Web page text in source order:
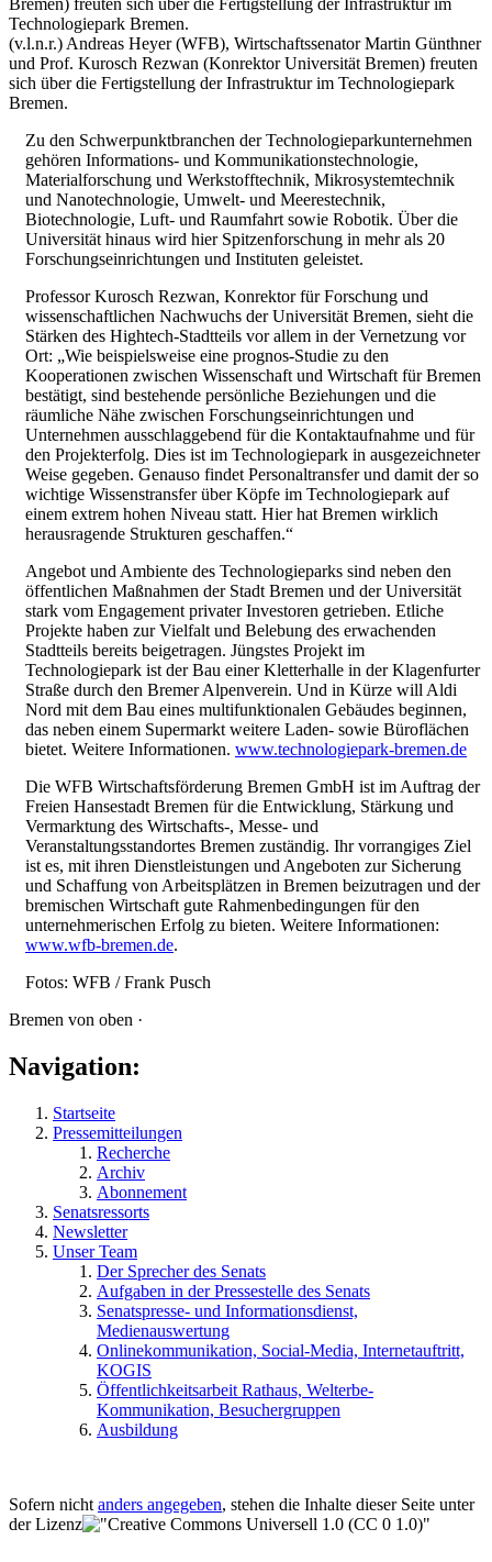
(v.l.n.r.) Andreas Heyer (WFB), Wirtschaftssenator Martin Günthner
und Prof. Kurosch Rezwan (Konrektor Universität Bremen) freuten
sich über die Fertigstellung der Infrastruktur im Technologiepark
Bremen.
Zu den Schwerpunktbranchen der Technologieparkunternehmen
gehören Informations- und Kommunikationstechnologie,
Materialforschung und Werkstofftechnik, Mikrosystemtechnik
und Nanotechnologie, Umwelt- und Meerestechnik,
Biotechnologie, Luft- und Raumfahrt sowie Robotik. Über die
Universität hinaus wird hier Spitzenforschung in mehr als 20
Forschungseinrichtungen und Instituten geleistet.
Professor Kurosch Rezwan, Konrektor für Forschung und
wissenschaftlichen Nachwuchs der Universität Bremen, sieht die
Stärken des Hightech-Stadtteils vor allem in der Vernetzung vor
Ort: „Wie beispielsweise eine prognos-Studie zu den
Kooperationen zwischen Wissenschaft und Wirtschaft für Bremen
bestätigt, sind bestehende persönliche Beziehungen und die
räumliche Nähe zwischen Forschungseinrichtungen und
Unternehmen ausschlaggebend für die Kontaktaufnahme und für
den Projekterfolg. Dies ist im Technologiepark in ausgezeichneter
Weise gegeben. Genauso findet Personaltransfer und damit der so
wichtige Wissenstransfer über Köpfe im Technologiepark auf
einem extrem hohen Niveau statt. Hier hat Bremen wirklich
herausragende Strukturen geschaffen.“
Angebot und Ambiente des Technologieparks sind neben den
öffentlichen Maßnahmen der Stadt Bremen und der Universität
stark vom Engagement privater Investoren getrieben. Etliche
Projekte haben zur Vielfalt und Belebung des erwachenden
Stadtteils bereits beigetragen. Jüngstes Projekt im
Technologiepark ist der Bau einer Kletterhalle in der Klagenfurter
Straße durch den Bremer Alpenverein. Und in Kürze will Aldi
Nord mit dem Bau eines multifunktionalen Gebäudes beginnen,
das neben einem Supermarkt weitere Laden- sowie Büroflächen
bietet. Weitere Informationen. www.technologiepark-bremen.de
Die WFB Wirtschaftsförderung Bremen GmbH ist im Auftrag der
Freien Hansestadt Bremen für die Entwicklung, Stärkung und
Vermarktung des Wirtschafts-, Messe- und
Veranstaltungsstandortes Bremen zuständig. Ihr vorrangiges Ziel
ist es, mit ihren Dienstleistungen und Angeboten zur Sicherung
und Schaffung von Arbeitsplätzen in Bremen beizutragen und der
bremischen Wirtschaft gute Rahmenbedingungen für den
unternehmerischen Erfolg zu bieten. Weitere Informationen:
www.wfb-bremen.de.
Fotos: WFB / Frank Pusch
Bremen von oben ·
Navigation:
Startseite
Pressemitteilungen
Recherche
Archiv
Abonnement
Senatsressorts
Newsletter
Unser Team
Der Sprecher des Senats
Aufgaben in der Pressestelle des Senats
Senatspresse- und Informationsdienst,
Medienauswertung
Onlinekommunikation, Social-Media, Internetauftritt,
KOGIS
Öffentlichkeitsarbeit Rathaus, Welterbe-
Kommunikation, Besuchergruppen
Ausbildung
Sofern nicht anders angegeben, stehen die Inhalte dieser Seite unter
der Lizenz